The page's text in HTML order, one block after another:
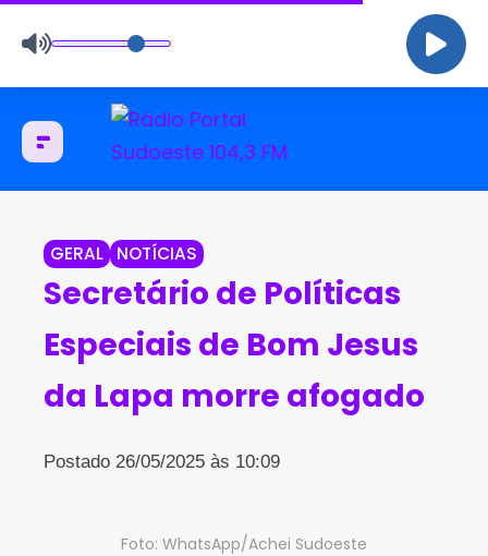
GERAL NOTÍCIAS
Secretário de Políticas
Especiais de Bom Jesus
da Lapa morre afogado
Postado 26/05/2025 às 10:09
Foto: WhatsApp/Achei Sudoeste